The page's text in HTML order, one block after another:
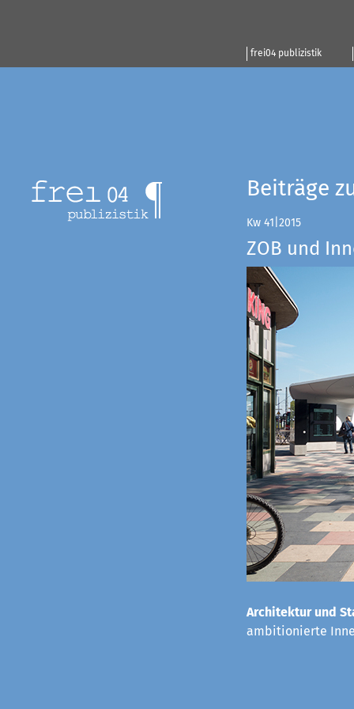
frei04 publizistik
Beiträge
Kw 41|2015
ZOB und
Architektur und
ambitionierte